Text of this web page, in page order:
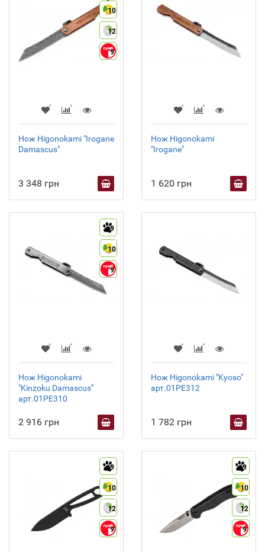
10
12
9
Нож Higonokami "Irogane
Damascus"
3 348 грн
Нож Higonokami
"Irogane"
1 620 грн
9
10
9
Нож Higonokami
"Kinzoku Damascus"
арт.01PE310
2 916 грн
Нож Higonokami "Kyoso"
арт.01PE312
1 782 грн
9
10
12
9
9
10
12
9